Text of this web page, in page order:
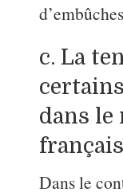
c. La
dans
français
Dans le